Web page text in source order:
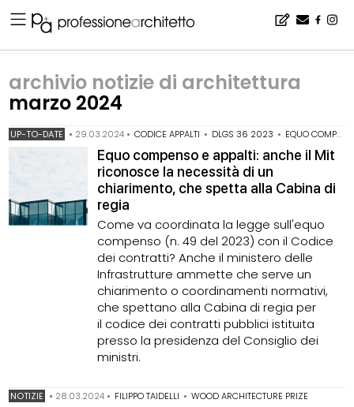
archivio notizie di architettura
marzo 2024
UP-TO-DATE • 29.03.2024 • CODICE APPALTI • DLGS 36 2023 • EQUO COMPENSO
Equo compenso e appalti: anche il Mit
riconosce la necessità di un
chiarimento, che spetta alla Cabina di
regia
Come va coordinata la legge sull'equo
compenso (n. 49 del 2023) con il Codice
dei contratti? Anche il ministero delle
Infrastrutture ammette che serve un
chiarimento o coordinamenti normativi,
che spettano alla Cabina di regia per
il codice dei contratti pubblici istituita
presso la presidenza del Consiglio dei
ministri.
NOTIZIE • 28.03.2024 • FILIPPO TAIDELLI • WOOD ARCHITECTURE PRIZE